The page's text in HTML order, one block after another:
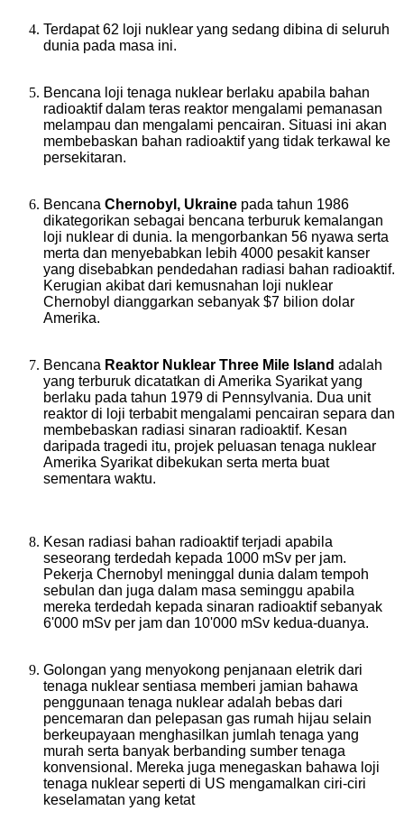
Terdapat 62 loji nuklear yang sedang dibina di seluruh
dunia pada masa ini.
Bencana loji tenaga nuklear berlaku apabila bahan
radioaktif dalam teras reaktor mengalami pemanasan
melampau dan mengalami pencairan. Situasi ini akan
membebaskan bahan radioaktif yang tidak terkawal ke
persekitaran.
Bencana Chernobyl, Ukraine pada tahun 1986
dikategorikan sebagai bencana terburuk kemalangan
loji nuklear di dunia. Ia mengorbankan 56 nyawa serta
merta dan menyebabkan lebih 4000 pesakit kanser
yang disebabkan pendedahan radiasi bahan radioaktif.
Kerugian akibat dari kemusnahan loji nuklear
Chernobyl dianggarkan sebanyak $7 bilion dolar
Amerika.
Bencana Reaktor Nuklear Three Mile Island adalah
yang terburuk dicatatkan di Amerika Syarikat yang
berlaku pada tahun 1979 di Pennsylvania. Dua unit
reaktor di loji terbabit mengalami pencairan separa dan
membebaskan radiasi sinaran radioaktif. Kesan
daripada tragedi itu, projek peluasan tenaga nuklear
Amerika Syarikat dibekukan serta merta buat
sementara waktu.
Kesan radiasi bahan radioaktif terjadi apabila
seseorang terdedah kepada 1000 mSv per jam.
Pekerja Chernobyl meninggal dunia dalam tempoh
sebulan dan juga dalam masa seminggu apabila
mereka terdedah kepada sinaran radioaktif sebanyak
6'000 mSv per jam dan 10'000 mSv kedua-duanya.
Golongan yang menyokong penjanaan eletrik dari
tenaga nuklear sentiasa memberi jamian bahawa
penggunaan tenaga nuklear adalah bebas dari
pencemaran dan pelepasan gas rumah hijau selain
berkeupayaan menghasilkan jumlah tenaga yang
murah serta banyak berbanding sumber tenaga
konvensional. Mereka juga menegaskan bahawa loji
tenaga nuklear seperti di US mengamalkan ciri-ciri
keselamatan yang ketat